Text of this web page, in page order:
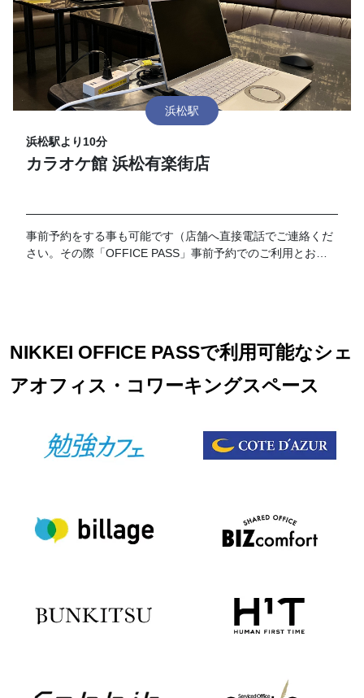
浜松駅
浜松駅より10分
カラオケ館 浜松有楽街店
事前予約をする事も可能です（店舗へ直接電話でご連絡くだ
さい。その際「OFFICE PASS」事前予約でのご利用とお伝
NIKKEI OFFICE PASSで利用可能なシェ
アオフィス・コワーキングスペース